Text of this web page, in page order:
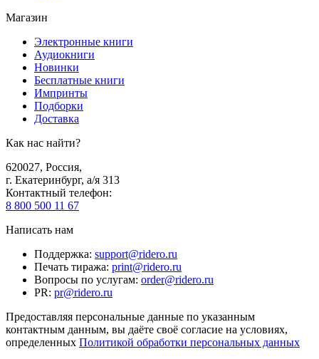
Магазин
Электронные книги
Аудиокниги
Новинки
Бесплатные книги
Импринты
Подборки
Доставка
Как нас найти?
620027, Россия,
г. Екатеринбург, а/я 313
Контактный телефон:
8 800 500 11 67
Написать нам
Поддержка: support@ridero.ru
Печать тиража: print@ridero.ru
Вопросы по услугам: order@ridero.ru
PR: pr@ridero.ru
Предоставляя персональные данные по указанным
контактным данным, вы даёте своё согласие на условиях,
определенных Политикой обработки персональных данных